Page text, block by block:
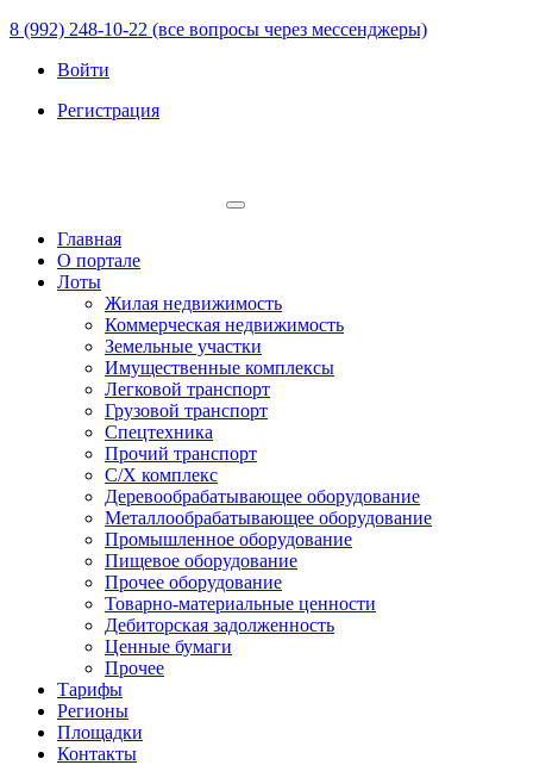
8 (992) 248-10-22 (все вопросы через мессенджеры)
Войти
Регистрация
Главная
О портале
Лоты
Жилая недвижимость
Коммерческая недвижимость
Земельные участки
Имущественные комплексы
Легковой транспорт
Грузовой транспорт
Спецтехника
Прочий транспорт
С/Х комплекс
Деревообрабатывающее оборудование
Металлообрабатывающее оборудование
Промышленное оборудование
Пищевое оборудование
Прочее оборудование
Товарно-материальные ценности
Дебиторская задолженность
Ценные бумаги
Прочее
Тарифы
Регионы
Площадки
Контакты